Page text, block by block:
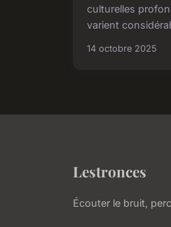
culturelles
varient
14 octobre 2025
Lestronces
Écouter le bruit,